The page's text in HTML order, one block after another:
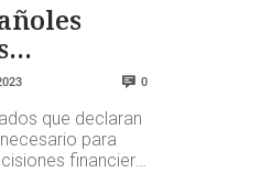
0
que declaran
para
financieras